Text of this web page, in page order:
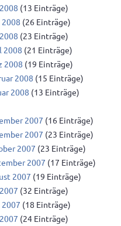
(13 Einträge)
2008 (26 Einträge)
(23 Einträge)
2008 (21 Einträge)
2008 (19 Einträge)
2008 (15 Einträge)
2008 (13 Einträge)
2007 (16 Einträge)
2007 (23 Einträge)
2007 (23 Einträge)
2007 (17 Einträge)
2007 (19 Einträge)
(32 Einträge)
2007 (18 Einträge)
(24 Einträge)